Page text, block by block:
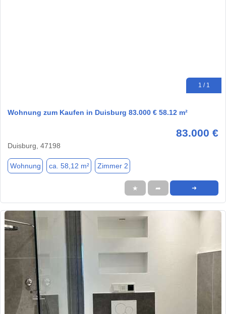
1 / 1
Wohnung zum Kaufen in Duisburg 83.000 € 58.12 m²
83.000 €
Duisburg, 47198
Wohnung ca. 58,12 m² Zimmer 2
★ ➦ ➜